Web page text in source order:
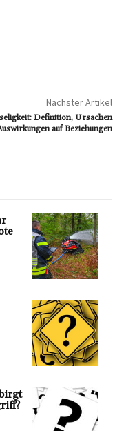
Nächster Artikel
Definition, Ursachen
auf Beziehungen